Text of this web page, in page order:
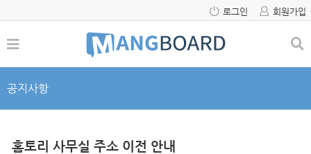
로그인 회원가입
공지사항
홈토리 사무실 주소 이전 안내